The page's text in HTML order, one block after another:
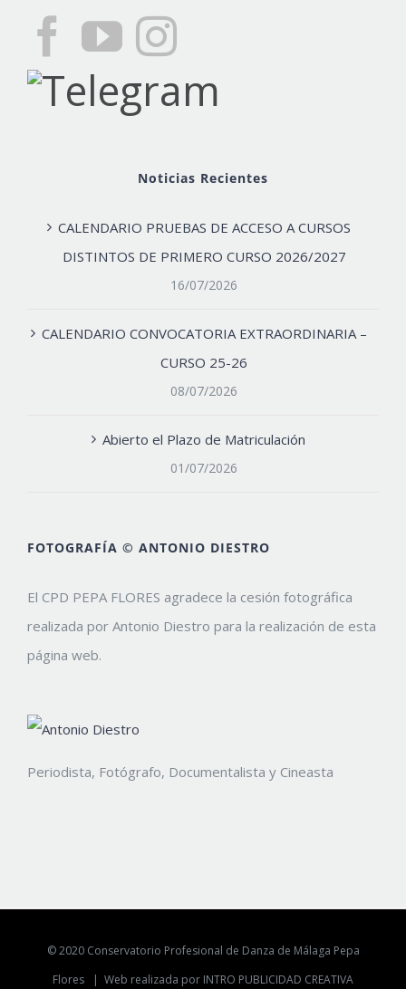
Noticias Recientes
CALENDARIO PRUEBAS DE ACCESO A CURSOS
DISTINTOS DE PRIMERO CURSO 2026/2027
16/07/2026
CALENDARIO CONVOCATORIA EXTRAORDINARIA –
CURSO 25-26
08/07/2026
Abierto el Plazo de Matriculación
01/07/2026
FOTOGRAFÍA © ANTONIO DIESTRO
El CPD PEPA FLORES agradece la cesión fotográfica
realizada por Antonio Diestro para la realización de esta
página web.
Periodista, Fotógrafo, Documentalista y Cineasta
© 2020 Conservatorio Profesional de Danza de Málaga Pepa
Flores | Web realizada por INTRO PUBLICIDAD CREATIVA